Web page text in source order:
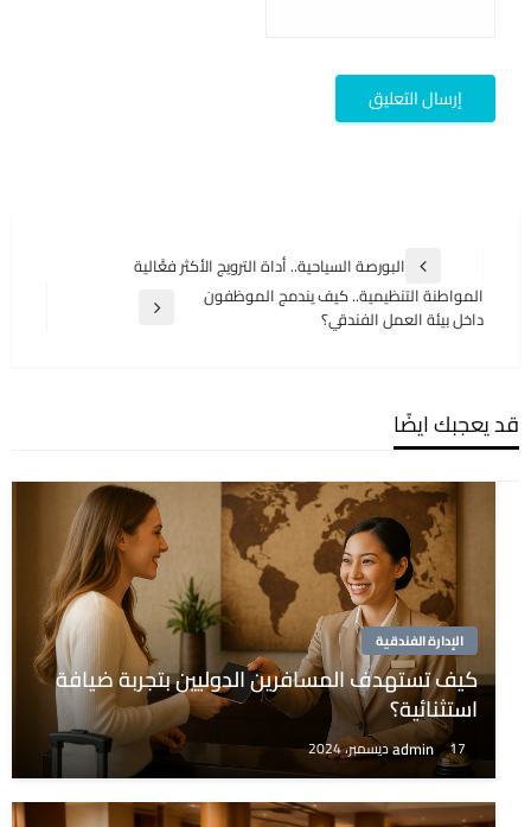
المقالات
المقالة
السابقة
البورصة السياحية.. أداة الترويج الأكثر فعَّالية
المقالة
المواطنة التنظيمية.. كيف يندمج الموظفون
داخل بيئة العمل الفندقي؟
قد يعجبك ايضًا
الإدارة الفندقية
كيف تستهدف المسافرين الدوليين بتجربة ضيافة
استثنائية؟
admin 17 ديسمبر، 2024